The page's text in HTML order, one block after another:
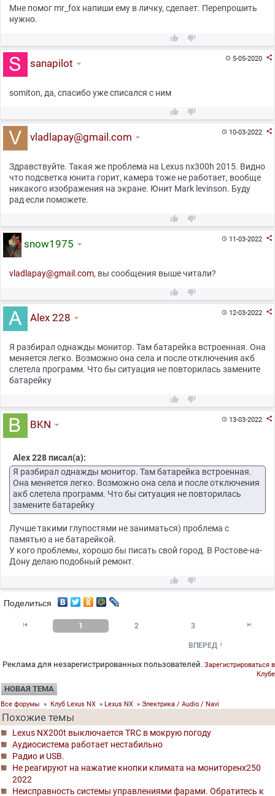
Мне помог mr_fox напиши ему в личку, сделает. Перепрошить
нужно.
 
5-05-2020 
sanapilot
somiton, да, спасибо уже списался с ним
 
10-03-2022 
vladlapay@gmail.com
Здравствуйте. Такая же проблема на Lexus nx300h 2015. Видно
что подсветка юнита горит, камера тоже не работает, вообще
никакого изображения на экране. Юнит Mark levinson. Буду
рад если поможете.
 
11-03-2022 
snow1975
vladlapay@gmail.com, вы сообщения выше читали?
 
12-03-2022 
Alex 228
Я разбирал однажды монитор. Там батарейка встроенная. Она
меняется легко. Возможно она села и после отключения акб
слетела программ. Что бы ситуация не повторилась замените
батарейку
 
13-03-2022 
BKN
Alex 228 писал(а):
Я разбирал однажды монитор. Там батарейка встроенная.
Она меняется легко. Возможно она села и после отключения
акб слетела программ. Что бы ситуация не повторилась
замените батарейку
Лучше такими глупостями не заниматься) проблема с
памятью а не батарейкой.
У кого проблемы, хорошо бы писать свой город. В Ростове-на-
Дону делаю подобный ремонт.
 
Поделиться
 1 2 3 
ВПЕРЕД 
Реклама для незарегистрированных пользователей. Зарегистрироваться в
Клубе
НОВАЯ ТЕМА
Все форумы » Клуб Lexus NX » Lexus NX » Электрика / Audio / Navi
Похожие темы
Lexus NX200t выключается TRC в мокрую погоду
Аудиосистема работает нестабильно
Радио и USB.
Не реагируют на нажатие кнопки климата на мониторенх250
2022
Неисправность системы управлениями фарами. Обратитесь к